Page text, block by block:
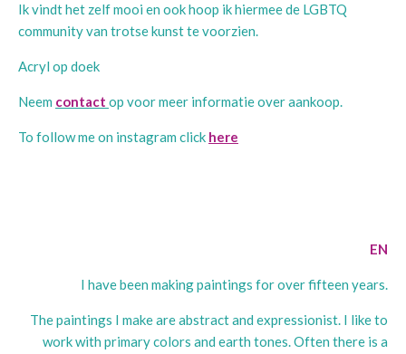
Ik vindt het zelf mooi en ook hoop ik hiermee de LGBTQ
community van trotse kunst te voorzien.
Acryl op doek
Neem contact op voor meer informatie over aankoop.
To follow me on instagram click here
EN
I have been making paintings for over fifteen years.
The paintings I make are abstract and expressionist. I like to
work with primary colors and earth tones. Often there is a